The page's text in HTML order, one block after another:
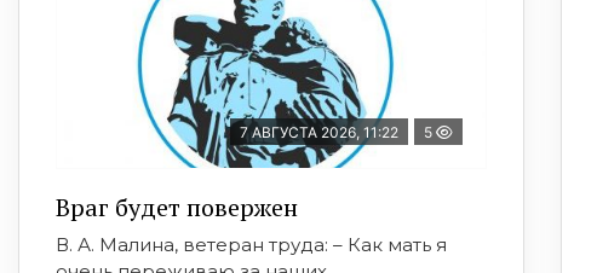
7 АВГУСТА 2026, 11:22 5
Враг будет повержен
В. А. Малина, ветеран труда: – Как мать я